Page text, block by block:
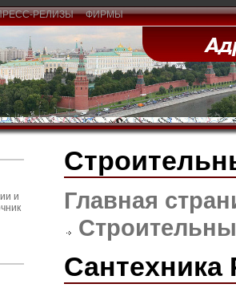
РЕЛИЗЫ ФИРМЫ
и
Главная
Сантехника